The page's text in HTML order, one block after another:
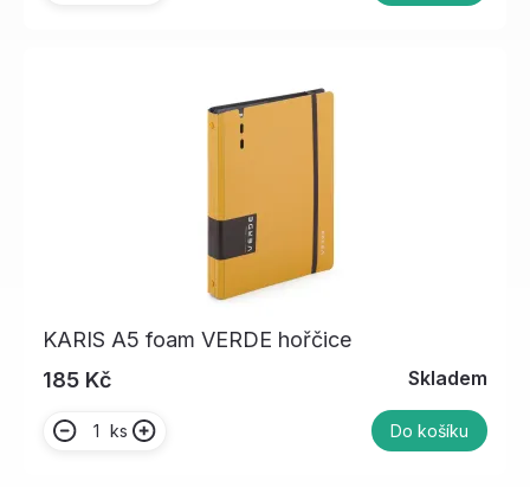
KARIS A5 foam VERDE hořčice
185 Kč
Skladem
ks Do košíku